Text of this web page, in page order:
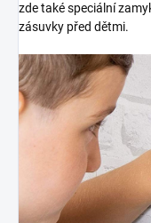
zde také speciální
zásuvky před dětmi.